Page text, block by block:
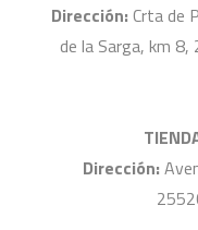
Dirección: Crta de
de la Sarga, km
Dirección: